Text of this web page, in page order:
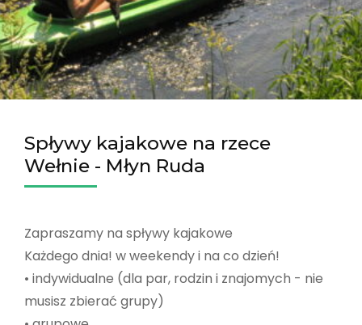
Spływy kajakowe na rzece
Wełnie - Młyn Ruda
Zapraszamy na spływy kajakowe
Każdego dnia! w weekendy i na co dzień!
• indywidualne (dla par, rodzin i znajomych - nie
musisz zbierać grupy)